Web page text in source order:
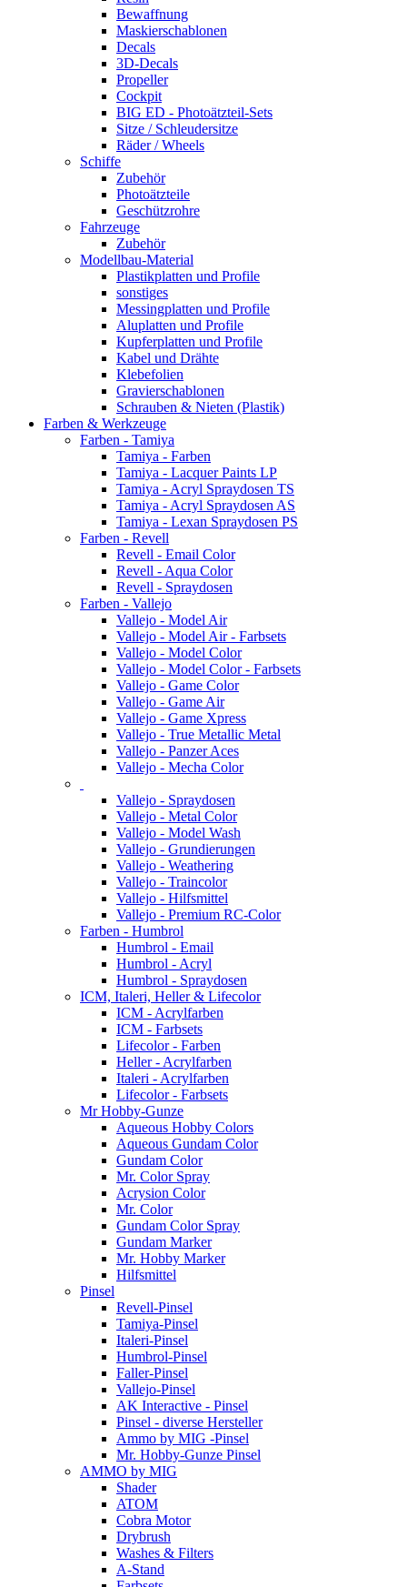
Bewaffnung
Maskierschablonen
Decals
3D-Decals
Propeller
Cockpit
BIG ED - Photoätzteil-Sets
Sitze / Schleudersitze
Räder / Wheels
Schiffe
Zubehör
Photoätzteile
Geschützrohre
Fahrzeuge
Zubehör
Modellbau-Material
Plastikplatten und Profile
sonstiges
Messingplatten und Profile
Aluplatten und Profile
Kupferplatten und Profile
Kabel und Drähte
Klebefolien
Gravierschablonen
Schrauben & Nieten (Plastik)
Farben & Werkzeuge
Farben - Tamiya
Tamiya - Farben
Tamiya - Lacquer Paints LP
Tamiya - Acryl Spraydosen TS
Tamiya - Acryl Spraydosen AS
Tamiya - Lexan Spraydosen PS
Farben - Revell
Revell - Email Color
Revell - Aqua Color
Revell - Spraydosen
Farben - Vallejo
Vallejo - Model Air
Vallejo - Model Air - Farbsets
Vallejo - Model Color
Vallejo - Model Color - Farbsets
Vallejo - Game Color
Vallejo - Game Air
Vallejo - Game Xpress
Vallejo - True Metallic Metal
Vallejo - Panzer Aces
Vallejo - Mecha Color
Vallejo - Spraydosen
Vallejo - Metal Color
Vallejo - Model Wash
Vallejo - Grundierungen
Vallejo - Weathering
Vallejo - Traincolor
Vallejo - Hilfsmittel
Vallejo - Premium RC-Color
Farben - Humbrol
Humbrol - Email
Humbrol - Acryl
Humbrol - Spraydosen
ICM, Italeri, Heller & Lifecolor
ICM - Acrylfarben
ICM - Farbsets
Lifecolor - Farben
Heller - Acrylfarben
Italeri - Acrylfarben
Lifecolor - Farbsets
Mr Hobby-Gunze
Aqueous Hobby Colors
Aqueous Gundam Color
Gundam Color
Mr. Color Spray
Acrysion Color
Mr. Color
Gundam Color Spray
Gundam Marker
Mr. Hobby Marker
Hilfsmittel
Pinsel
Revell-Pinsel
Tamiya-Pinsel
Italeri-Pinsel
Humbrol-Pinsel
Faller-Pinsel
Vallejo-Pinsel
AK Interactive - Pinsel
Pinsel - diverse Hersteller
Ammo by MIG -Pinsel
Mr. Hobby-Gunze Pinsel
AMMO by MIG
Shader
ATOM
Cobra Motor
Drybrush
Washes & Filters
A-Stand